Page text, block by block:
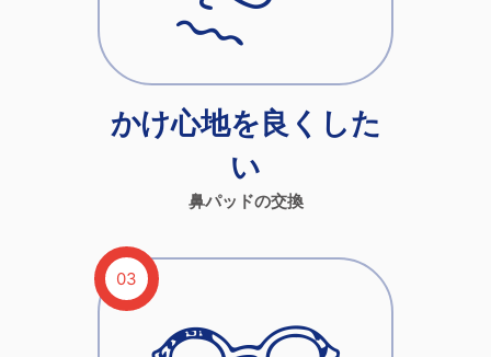
かけ心地を良くした
い
鼻パッドの交換